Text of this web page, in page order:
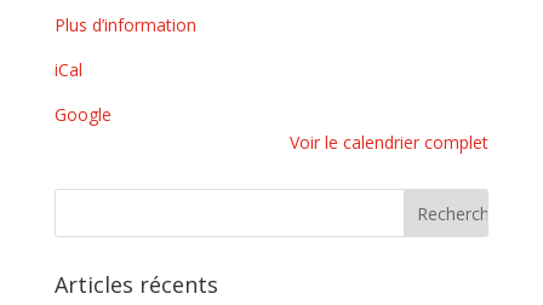
Social
Plus d’information
iCal
Google
Voir le calendrier complet
Articles récents